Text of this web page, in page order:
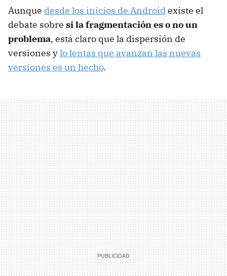
Aunque desde los inicios de Androidexiste el
debate sobre si la fragmentación es o no un
problema, está claro que la dispersión de
versiones ylo lentas que avanzan las nuevas
versiones es un hecho.